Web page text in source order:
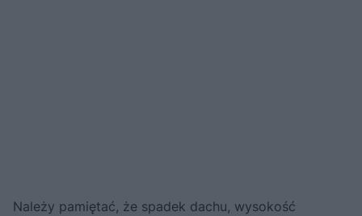
Należy pamiętać, że spadek dachu, wysokość